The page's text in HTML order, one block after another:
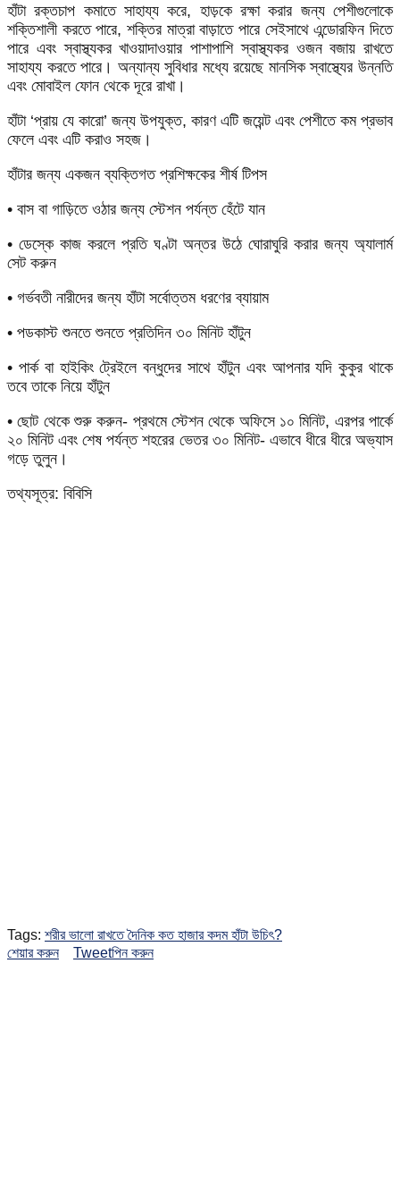
হাঁটা রক্তচাপ কমাতে সাহায্য করে, হাড়কে রক্ষা করার জন্য পেশীগুলোকে
শক্তিশালী করতে পারে, শক্তির মাত্রা বাড়াতে পারে সেইসাথে এন্ডোরফিন দিতে
পারে এবং স্বাস্থ্যকর খাওয়াদাওয়ার পাশাপাশি স্বাস্থ্যকর ওজন বজায় রাখতে
সাহায্য করতে পারে। অন্যান্য সুবিধার মধ্যে রয়েছে মানসিক স্বাস্থ্যের উন্নতি
এবং মোবাইল ফোন থেকে দূরে রাখা।
হাঁটা ‘প্রায় যে কারো’ জন্য উপযুক্ত, কারণ এটি জয়েন্ট এবং পেশীতে কম প্রভাব
ফেলে এবং এটি করাও সহজ।
হাঁটার জন্য একজন ব্যক্তিগত প্রশিক্ষকের শীর্ষ টিপস
• বাস বা গাড়িতে ওঠার জন্য স্টেশন পর্যন্ত হেঁটে যান
• ডেস্কে কাজ করলে প্রতি ঘণ্টা অন্তর উঠে ঘোরাঘুরি করার জন্য অ্যালার্ম
সেট করুন
• গর্ভবতী নারীদের জন্য হাঁটা সর্বোত্তম ধরণের ব্যায়াম
• পডকাস্ট শুনতে শুনতে প্রতিদিন ৩০ মিনিট হাঁটুন
• পার্ক বা হাইকিং ট্রেইলে বন্ধুদের সাথে হাঁটুন এবং আপনার যদি কুকুর থাকে
তবে তাকে নিয়ে হাঁটুন
• ছোট থেকে শুরু করুন- প্রথমে স্টেশন থেকে অফিসে ১০ মিনিট, এরপর পার্কে
২০ মিনিট এবং শেষ পর্যন্ত শহরের ভেতর ৩০ মিনিট- এভাবে ধীরে ধীরে অভ্যাস
গড়ে তুলুন।
তথ্যসূত্র: বিবিসি
Tags: শরীর ভালো রাখতে দৈনিক কত হাজার কদম হাঁটা উচিৎ?
শেয়ার করুন
Tweetপিন করুন